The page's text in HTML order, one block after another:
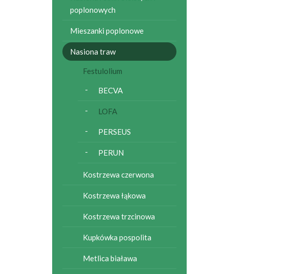
poplonowych
Mieszanki poplonowe
Nasiona traw
Festulolium
BECVA
LOFA
PERSEUS
PERUN
Kostrzewa czerwona
Kostrzewa łąkowa
Kostrzewa trzcinowa
Kupkówka pospolita
Metlica biaława